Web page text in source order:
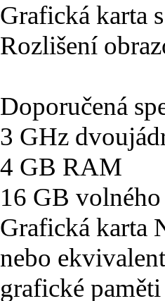
Grafická karta
Rozlišení
Doporučená
3 GHz
4 GB RAM
16 GB
Grafická karta
nebo
grafické